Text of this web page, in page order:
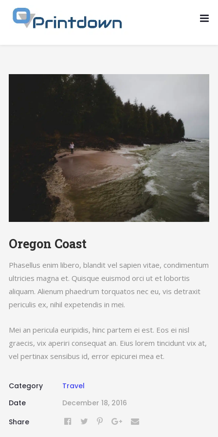
Oregon Coast
Phasellus enim libero, blandit vel sapien vitae, condimentum
ultricies magna et. Quisque euismod orci ut et lobortis
aliquam. Alienum phaedrum torquatos nec eu, vis detraxit
periculis ex, nihil expetendis in mei.
Mei an pericula euripidis, hinc partem ei est. Eos ei nisl
graecis, vix aperiri consequat an. Eius lorem tincidunt vix at,
vel pertinax sensibus id, error epicurei mea et.
Category
Travel
Date
December 18, 2016
Share